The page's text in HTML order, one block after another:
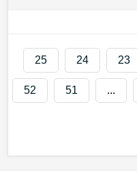
23
24
25
...
51
52